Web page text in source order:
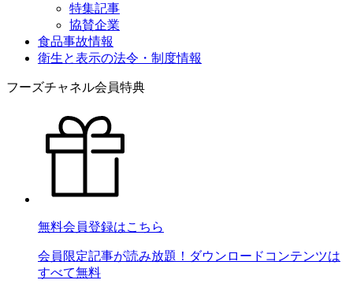
特集記事
協賛企業
食品事故情報
衛生と表示の法令・制度情報
フーズチャネル会員特典
無料会員登録はこちら
会員限定記事が読み放題！ダウンロードコンテンツは
すべて無料